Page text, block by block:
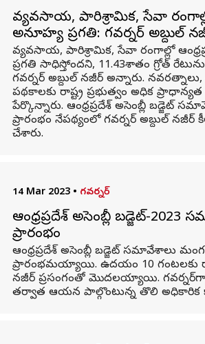
వ్యవసాయ, పారిశ్రామిక, సేవా రంగాల్లో
అనూహ్య ప్రగతి: గవర్నర్ అబ్దుల్
వ్యవసాయ, పారిశ్రామిక, సేవా రంగాల్లో
ప్రగతి సాధిస్తోందని, 11.43శాతం గ్రోత్
గవర్నర్ అబ్దుల్ నజీర్ అన్నారు. నవరత్నాలు,
పథకాలకు రాష్ట్ర ప్రభుత్వం అధిక ప్రాధాన్యత
పేర్కొన్నారు. ఆంధ్రప్రదేశ్ అసెంబ్లీ బడ్జెట్
ప్రారంభం నేపథ్యంలో గవర్నర్ అబ్దుల్
చేశారు.
14 Mar 2023 • గవర్నర్
ఆంధ్రప్రదేశ్ అసెంబ్లీ బడ్జెట్-2023
ప్రారంభం
ఆంధ్రప్రదేశ్ అసెంబ్లీ బడ్జెట్ సమావేశాలు
ప్రారంభమయ్యాయి. ఉదయం 10 గంటలకు
నజీర్ ప్రసంగంతో మొదలయ్యాయి. గవర్నర్‌గా
తర్వాత ఆయన పాల్గొంటున్న తొలి అధికారిక